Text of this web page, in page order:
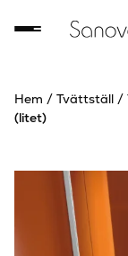
Hem / Tvättställ /
(litet)